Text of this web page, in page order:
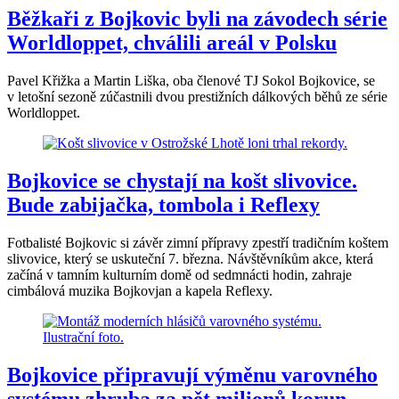
Běžkaři z Bojkovic byli na závodech série
Worldloppet, chválili areál v Polsku
Pavel Křižka a Martin Liška, oba členové TJ Sokol Bojkovice, se
v letošní sezoně zúčastnili dvou prestižních dálkových běhů ze série
Worldloppet.
Bojkovice se chystají na košt slivovice.
Bude zabijačka, tombola i Reflexy
Fotbalisté Bojkovic si závěr zimní přípravy zpestří tradičním koštem
slivovice, který se uskuteční 7. března. Návštěvníkům akce, která
začíná v tamním kulturním domě od sedmnácti hodin, zahraje
cimbálová muzika Bojkovjan a kapela Reflexy.
Bojkovice připravují výměnu varovného